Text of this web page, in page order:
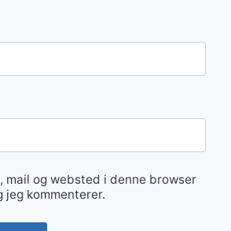
mail og websted i denne browser
kommenterer.